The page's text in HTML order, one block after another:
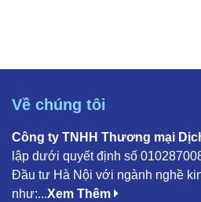
Về chúng tôi
Công ty TNHH Thương mại
lập dưới quyết định số
Đầu tư Hà Nội với ngành nghề
như:...Xem Thêm